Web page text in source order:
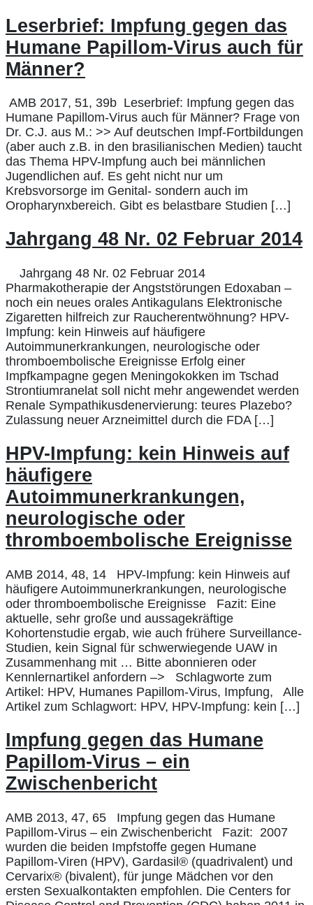
Leserbrief: Impfung gegen das
Humane Papillom-Virus auch für
Männer?
AMB 2017, 51, 39b Leserbrief: Impfung gegen das
Humane Papillom-Virus auch für Männer? Frage von
Dr. C.J. aus M.: >> Auf deutschen Impf-Fortbildungen
(aber auch z.B. in den brasilianischen Medien) taucht
das Thema HPV-Impfung auch bei männlichen
Jugendlichen auf. Es geht nicht nur um
Krebsvorsorge im Genital- sondern auch im
Oropharynxbereich. Gibt es belastbare Studien […]
Jahrgang 48 Nr. 02 Februar 2014
Jahrgang 48 Nr. 02 Februar 2014
Pharmakotherapie der Angststörungen Edoxaban –
noch ein neues orales Antikagulans Elektronische
Zigaretten hilfreich zur Raucherentwöhnung? HPV-
Impfung: kein Hinweis auf häufigere
Autoimmunerkrankungen, neurologische oder
thromboembolische Ereignisse Erfolg einer
Impfkampagne gegen Meningokokken im Tschad
Strontiumranelat soll nicht mehr angewendet werden
Renale Sympathikusdenervierung: teures Plazebo?
Zulassung neuer Arzneimittel durch die FDA […]
HPV-Impfung: kein Hinweis auf
häufigere
Autoimmunerkrankungen,
neurologische oder
thromboembolische Ereignisse
AMB 2014, 48, 14 HPV-Impfung: kein Hinweis auf
häufigere Autoimmunerkrankungen, neurologische
oder thromboembolische Ereignisse Fazit: Eine
aktuelle, sehr große und aussagekräftige
Kohortenstudie ergab, wie auch frühere Surveillance-
Studien, kein Signal für schwerwiegende UAW in
Zusammenhang mit … Bitte abonnieren oder
Kennlernartikel anfordern –> Schlagworte zum
Artikel: HPV, Humanes Papillom-Virus, Impfung, Alle
Artikel zum Schlagwort: HPV, HPV-Impfung: kein […]
Impfung gegen das Humane
Papillom-Virus – ein
Zwischenbericht
AMB 2013, 47, 65 Impfung gegen das Humane
Papillom-Virus – ein Zwischenbericht Fazit: 2007
wurden die beiden Impfstoffe gegen Humane
Papillom-Viren (HPV), Gardasil® (quadrivalent) und
Cervarix® (bivalent), für junge Mädchen vor den
ersten Sexualkontakten empfohlen. Die Centers for